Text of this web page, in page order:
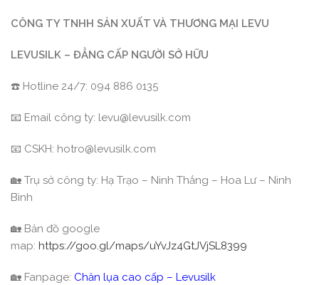
CÔNG TY TNHH SẢN XUẤT VÀ THƯƠNG MẠI LEVU
LEVUSILK – ĐẲNG CẤP NGƯỜI SỞ HỮU
☎️ Hotline 24/7: 094 886 0135
📧 Email công ty: levu@levusilk.com
📧 CSKH: hotro@levusilk.com
🏡 Trụ sở công ty: Hạ Trạo – Ninh Thắng – Hoa Lư – Ninh
Bình
🏡 Bản đồ google
map: https://goo.gl/maps/uYvJz4GtJVjSL8399
🏡 Fanpage: Chăn lụa cao cấp – Levusilk